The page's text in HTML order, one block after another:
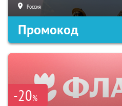
Россия
Промокод
-20%